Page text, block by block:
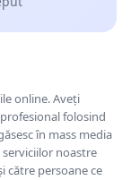
online. Aveți
folosind
în mass media
noastre
către persoane ce